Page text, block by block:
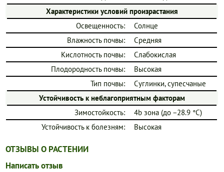
Характеристики условий произрастания
Освещенность:
Солнце
Влажность почвы:
Средняя
Кислотность почвы:
Слабокислая
Плодородность почвы:
Высокая
Тип почвы:
Суглинки, супесчаные
Устойчивость к неблагоприятным факторам
Зимостойкость:
4b зона (до −28.9 °C)
Устойчивость к болезням:
Высокая
ОТЗЫВЫ О РАСТЕНИИ
Написать отзыв